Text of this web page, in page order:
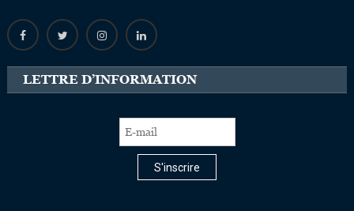
LETTRE D’INFORMATION
S'inscrire